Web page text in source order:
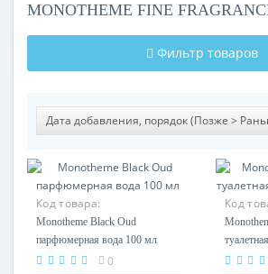
MONOTHEME FINE
Фильтр товаров
Код товара:
Monotheme Black Oud
парфюмерная вода 100 мл
0
Код